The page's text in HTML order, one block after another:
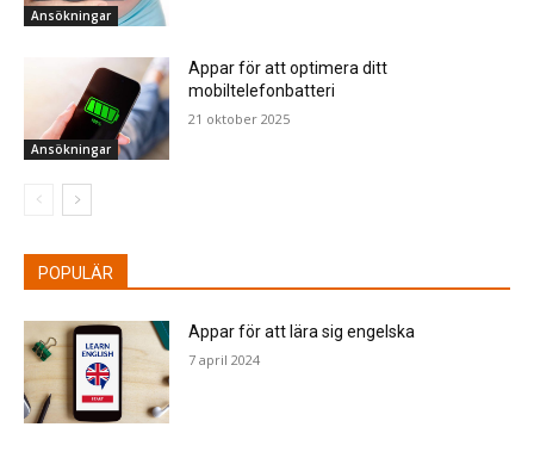
Ansökningar
Ansökningar
Appar för att optimera ditt
mobiltelefonbatteri
21 oktober 2025
POPULÄR
Appar för att lära sig engelska
7 april 2024